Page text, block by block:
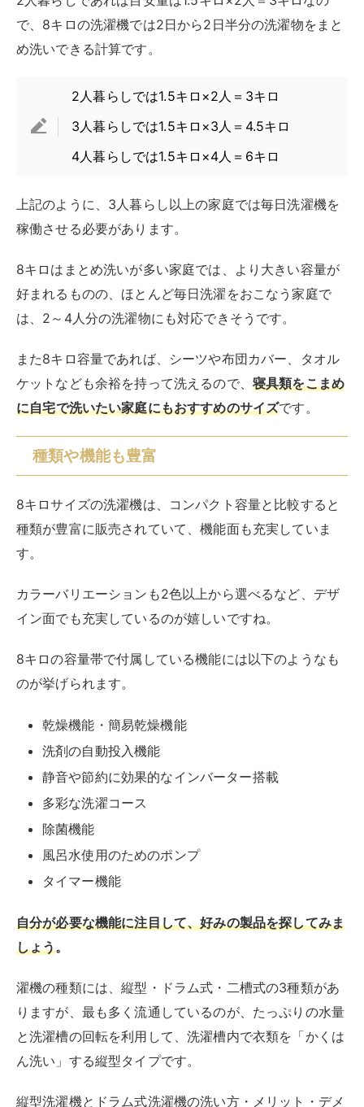
8キロはまとめ洗いが多い家庭では、より大きい容量が
好まれるものの、ほとんど毎日洗濯をおこなう家庭で
また8キロ容量であれば、シーツや布団カバー、タオル
ケットなども余裕を持って洗えるので、
種類や機能も豊富
8キロサイズの洗濯機は、コンパクト容量と比較すると
種類が豊富に販売されていて、機能面も充実していま
す。
カラーバリエーションも2色以上から選べるなど、デザ
イン面でも充実しているのが嬉しいですね。
のが挙げられます。
洗剤の自動投入機能
静音や節約に効果的なインバーター搭載
除菌機能
風呂水使用のためのポンプ
自分が必要な機能に注目して、好みの製品を探してみま
濯機の種類には、縦型・ドラム式・二槽式の3種類があ
りますが、最も多く流通しているのが、たっぷりの水量
と洗濯槽の回転を利用して、洗濯槽内で衣類を「かくは
ん洗い」する縦型タイプです。
縦型洗濯機とドラム式洗濯機の洗い方・メリット・デメ
リットは以下の通りです。
種類 洗い方 メリット デメリット
型
洗
濯
機
ん洗
い、も
み洗い
でコンパクト
・価格がリーズナブル
・洗浄力が高い
使用量が多い
・一部のモデ
ルで本体が大
きくなる場合
ド
たたき
・水の使用量が少なく
・購入費用が